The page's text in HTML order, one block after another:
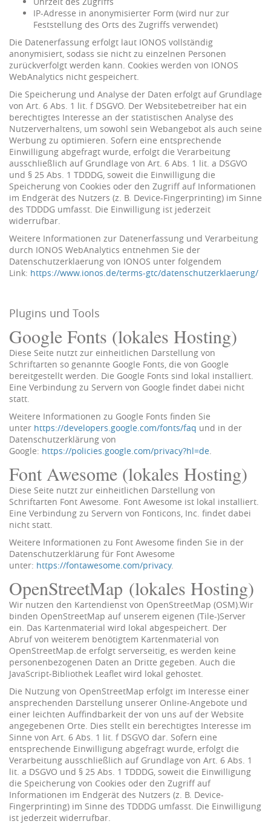
IP-Adresse in anonymisierter Form (wird nur zur
Feststellung des Orts des Zugriffs verwendet)
Die Datenerfassung erfolgt laut IONOS vollständig
anonymisiert, sodass sie nicht zu einzelnen Personen
zurückverfolgt werden kann. Cookies werden von IONOS
WebAnalytics nicht gespeichert.
Die Speicherung und Analyse der Daten erfolgt auf Grundlage
von Art. 6 Abs. 1 lit. f DSGVO. Der Websitebetreiber hat ein
berechtigtes Interesse an der statistischen Analyse des
Nutzerverhaltens, um sowohl sein Webangebot als auch seine
Werbung zu optimieren. Sofern eine entsprechende
Einwilligung abgefragt wurde, erfolgt die Verarbeitung
ausschließlich auf Grundlage von Art. 6 Abs. 1 lit. a DSGVO
und § 25 Abs. 1 TDDDG, soweit die Einwilligung die
Speicherung von Cookies oder den Zugriff auf Informationen
im Endgerät des Nutzers (z. B. Device-Fingerprinting) im Sinne
des TDDDG umfasst. Die Einwilligung ist jederzeit
widerrufbar.
Weitere Informationen zur Datenerfassung und Verarbeitung
durch IONOS WebAnalytics entnehmen Sie der
Datenschutzerklaerung von IONOS unter folgendem
Link: https://www.ionos.de/terms-gtc/datenschutzerklaerung/
Plugins und Tools
Google Fonts (lokales Hosting)
Diese Seite nutzt zur einheitlichen Darstellung von
Schriftarten so genannte Google Fonts, die von Google
bereitgestellt werden. Die Google Fonts sind lokal installiert.
Eine Verbindung zu Servern von Google findet dabei nicht
statt.
Weitere Informationen zu Google Fonts finden Sie
unter https://developers.google.com/fonts/faq und in der
Datenschutzerklärung von
Google: https://policies.google.com/privacy?hl=de
Font Awesome (lokales Hosting)
Diese Seite nutzt zur einheitlichen Darstellung von
Schriftarten Font Awesome. Font Awesome ist lokal installiert.
Eine Verbindung zu Servern von Fonticons, Inc. findet dabei
nicht statt.
Weitere Informationen zu Font Awesome finden Sie in der
Datenschutzerklärung für Font Awesome
unter: https://fontawesome.com/privacy.
OpenStreetMap (lokales Hosting)
Wir nutzen den Kartendienst von OpenStreetMap (OSM).Wir
binden OpenStreetMap auf unserem eigenen (Tile-)Server
ein. Das Kartenmaterial wird lokal abgespeichert. Der
Abruf von weiterem benötigtem Kartenmaterial von
OpenStreetMap.de erfolgt serverseitig, es werden keine
personenbezogenen Daten an Dritte gegeben. Auch die
JavaScript-Bibliothek Leaflet wird lokal gehostet.
Die Nutzung von OpenStreetMap erfolgt im Interesse einer
ansprechenden Darstellung unserer Online-Angebote und
einer leichten Auffindbarkeit der von uns auf der Website
angegebenen Orte. Dies stellt ein berechtigtes Interesse im
Sinne von Art. 6 Abs. 1 lit. f DSGVO dar. Sofern eine
entsprechende Einwilligung abgefragt wurde, erfolgt die
Verarbeitung ausschließlich auf Grundlage von Art. 6 Abs. 1
lit. a DSGVO und § 25 Abs. 1 TDDDG, soweit die Einwilligung
die Speicherung von Cookies oder den Zugriff auf
Informationen im Endgerät des Nutzers (z. B. Device-
Fingerprinting) im Sinne des TDDDG umfasst. Die Einwilligung
ist jederzeit widerrufbar.